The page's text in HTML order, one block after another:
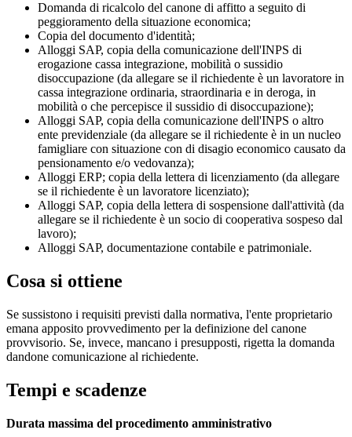
Domanda di ricalcolo del canone di affitto a seguito di
peggioramento della situazione economica;
Copia del documento d'identità;
Alloggi SAP, copia della comunicazione dell'INPS di
erogazione cassa integrazione, mobilità o sussidio
disoccupazione (da allegare se il richiedente è un lavoratore in
cassa integrazione ordinaria, straordinaria e in deroga, in
mobilità o che percepisce il sussidio di disoccupazione);
Alloggi SAP, copia della comunicazione dell'INPS o altro
ente previdenziale (da allegare se il richiedente è in un nucleo
famigliare con situazione con di disagio economico causato da
pensionamento e/o vedovanza);
Alloggi ERP; copia della lettera di licenziamento (da allegare
se il richiedente è un lavoratore licenziato);
Alloggi SAP, copia della lettera di sospensione dall'attività (da
allegare se il richiedente è un socio di cooperativa sospeso dal
lavoro);
Alloggi SAP, documentazione contabile e patrimoniale.
Cosa si ottiene
Se sussistono i requisiti previsti dalla normativa, l'ente proprietario
emana apposito provvedimento per la definizione del canone
provvisorio. Se, invece, mancano i presupposti, rigetta la domanda
dandone comunicazione al richiedente.
Tempi e scadenze
Durata massima del procedimento amministrativo